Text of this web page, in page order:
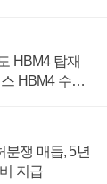
HBM4 탑재
HBM4 수율
쟁 매듭, 5년
지급